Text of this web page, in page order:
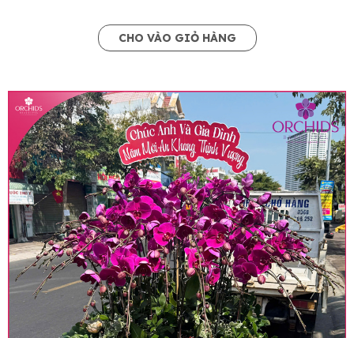
CHO VÀO GIỎ HÀNG